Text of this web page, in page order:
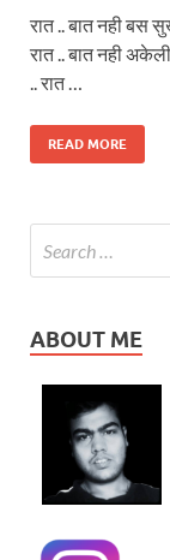
रात .. बात नही बस
रात .. बात नही
.. रात …
READ MORE
ABOUT ME